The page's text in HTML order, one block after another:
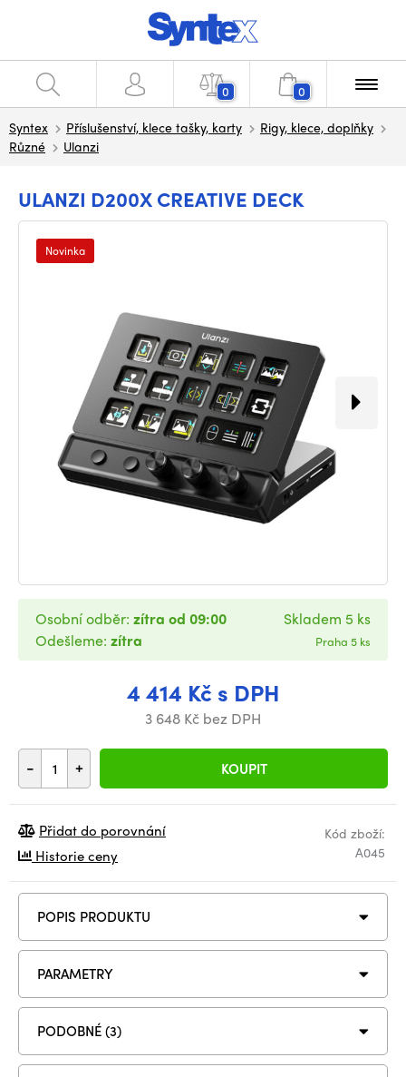
0 0
Syntex Příslušenství, klece tašky, karty
Rigy, klece, doplňky
Různé
Ulanzi
ULANZI D200X CREATIVE DECK
Novinka
4 414 Kč s DPH
3 648 Kč bez DPH
- + KOUPIT
Osobní odběr: zítra od 09:00
Odešleme: zítra
Skladem 5 ks
Praha 5 ks
Kód zboží:
A045
Přidat do porovnání
Historie ceny
POPIS PRODUKTU
PARAMETRY
PODOBNÉ (3)